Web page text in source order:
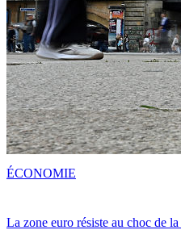
La zone euro résiste au choc de
ÉCONOMIE